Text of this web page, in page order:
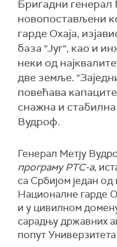
Бригадни генерал
новопостављени
гарде Охаја,
база "Југ", као и
неки од
две земље.
повећава
снажна и стабилна
Вудроф.
Генерал Метју
програму РТС-а,
са Србијом један од
Националне гарде
и у цивилном
сарадњу државних
попут